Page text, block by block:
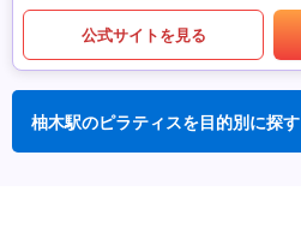
公式サイトを見る
柚木駅のピラティスを目的別に探す